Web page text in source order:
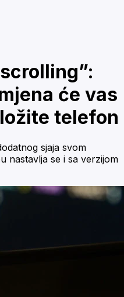
će vas
telefon
sjaja svom
nastavlja se i sa verzijom